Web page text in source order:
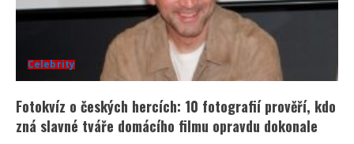
Celebrity
Fotokvíz o českých hercích: 10 fotografií prověří, kdo
zná slavné tváře domácího filmu opravdu dokonale